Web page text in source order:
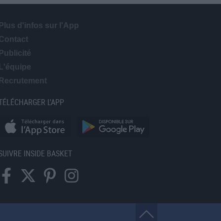
Plus d'infos sur l'App
Publicité
L'équipe
Recrutement
L'APP
INSIDE BASKET